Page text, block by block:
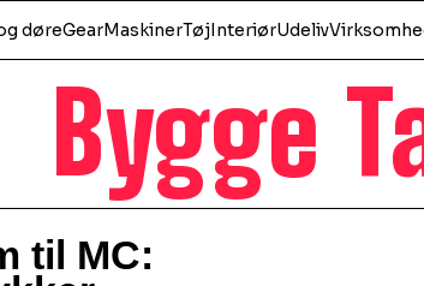
Bygge
døreGearMaskinerTøjInteriørUdeliv
til MC: